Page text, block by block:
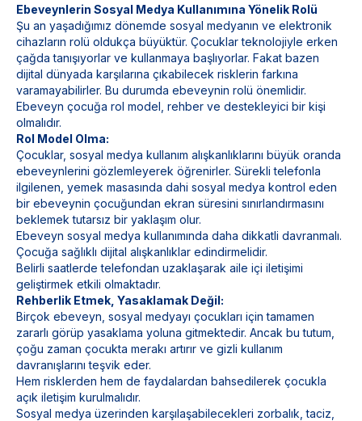
Ebeveynlerin Sosyal Medya Kullanımına Yönelik Rolü
Şu an yaşadığımız dönemde sosyal medyanın ve elektronik
cihazların rolü oldukça büyüktür. Çocuklar teknolojiyle erken
çağda tanışıyorlar ve kullanmaya başlıyorlar. Fakat bazen
dijital dünyada karşılarına çıkabilecek risklerin farkına
varamayabilirler. Bu durumda ebeveynin rolü önemlidir.
Ebeveyn çocuğa rol model, rehber ve destekleyici bir kişi
olmalıdır.
Rol Model Olma:
Çocuklar, sosyal medya kullanım alışkanlıklarını büyük oranda
ebeveynlerini gözlemleyerek öğrenirler. Sürekli telefonla
ilgilenen, yemek masasında dahi sosyal medya kontrol eden
bir ebeveynin çocuğundan ekran süresini sınırlandırmasını
beklemek tutarsız bir yaklaşım olur.
Ebeveyn sosyal medya kullanımında daha dikkatli davranmalı.
Çocuğa sağlıklı dijital alışkanlıklar edindirmelidir.
Belirli saatlerde telefondan uzaklaşarak aile içi iletişimi
geliştirmek etkili olmaktadır.
Rehberlik Etmek, Yasaklamak Değil:
Birçok ebeveyn, sosyal medyayı çocukları için tamamen
zararlı görüp yasaklama yoluna gitmektedir. Ancak bu tutum,
çoğu zaman çocukta merakı artırır ve gizli kullanım
davranışlarını teşvik eder.
Hem risklerden hem de faydalardan bahsedilerek çocukla
açık iletişim kurulmalıdır.
Sosyal medya üzerinden karşılaşabilecekleri zorbalık, taciz,